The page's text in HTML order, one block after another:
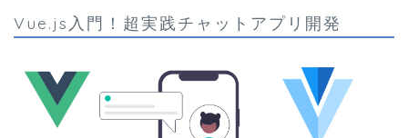
Vue.js入門！超実践チャットアプリ開発